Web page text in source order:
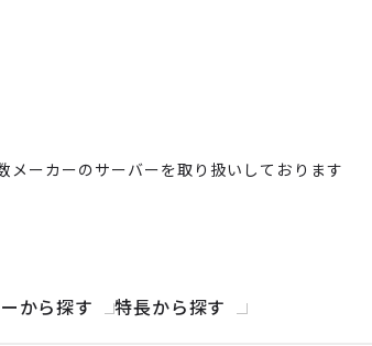
ーカーのサーバーを取り扱いしております
から探す 特長から探す